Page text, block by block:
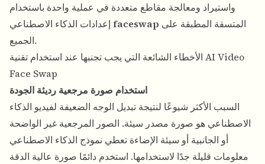
واستيراد ومعالجة مقاطع متعددة في عملية واحدة باستخدام
faceswap
الجميع.
الأخطاء الشائعة التي يجب تجنبها عند استخدام تقنية AI Video
Face Swap
استخدام صورة مرجعية رديئة الجودة
السبب الأكثر شيوعًا لنتيجة تبديل الوجه الضعيفة لفيديو الذكاء
الاصطناعي هو صورة مصدر سيئة. الصور المرجعية غير الواضحة
أو الجانبية أو سيئة الإضاءة تعطي نموذج الذكاء الاصطناعي
معلومات قليلة جدًا لاستخدامها. استخدم دائمًا صورة عالية الدقة